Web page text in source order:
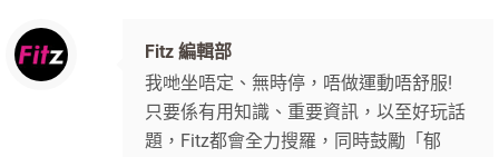
Fitz 編輯部
我哋坐唔定、無時停，唔做運動唔舒服!
只要係有用知識、重要資訊，以至好玩話
題，Fitz都會全力搜羅，同時鼓勵「郁